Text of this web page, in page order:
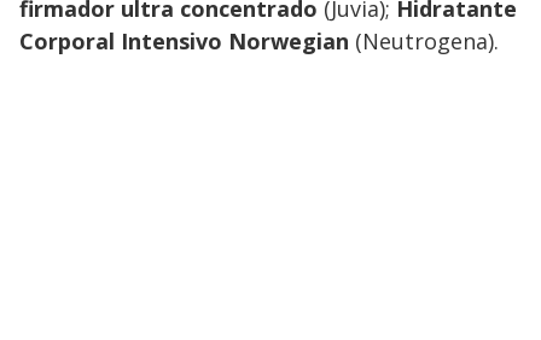
firmador ultra concentrado (Juvia); Hidratante
Corporal Intensivo Norwegian (Neutrogena).